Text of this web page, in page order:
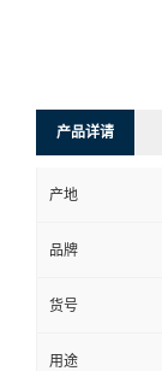
方
产品详请
产地
品牌
货号
用途